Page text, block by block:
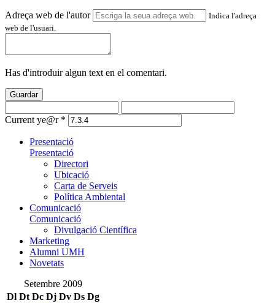
Adreça web de l'autor
Indica l'adreça
web de l'usuari.
Has d'introduir algun text en el comentari.
Guardar
Current ye@r *
Presentació
Presentació
Directori
Ubicació
Carta de Serveis
Política Ambiental
Comunicació
Comunicació
Divulgació Científica
Marketing
Alumni UMH
Novetats
Setembre 2009
Dl Dt Dc Dj Dv Ds Dg